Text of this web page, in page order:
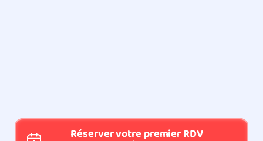
Réserver votre premier RDV